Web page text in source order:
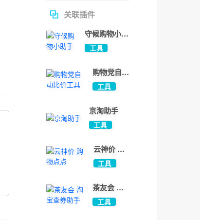
关联插件
守候购物小助
手工具
办公
购物党自动
比价工具
工具
京淘助手
工具
云神价 购
物点点
工具
茶友会 淘
宝查券助手
工具